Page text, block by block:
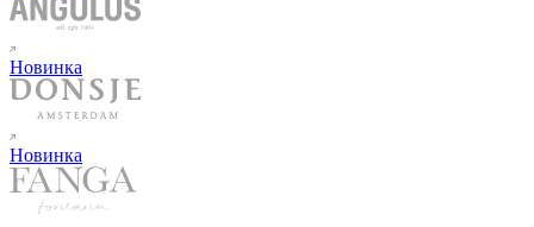
Новинка
Новинка